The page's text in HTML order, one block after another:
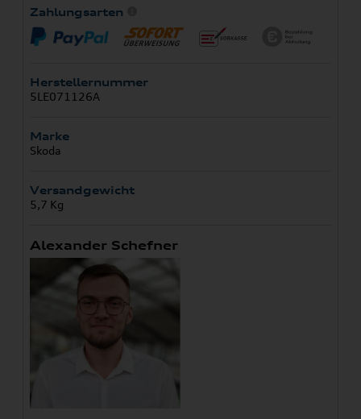
Zahlungsarten
Herstellernummer
5LE071126A
Marke
Skoda
Versandgewicht
5,7 Kg
Alexander Schefner